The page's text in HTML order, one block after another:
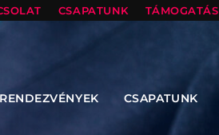
CSAPATUNK TÁMOGATÁS
CSAPATUNK